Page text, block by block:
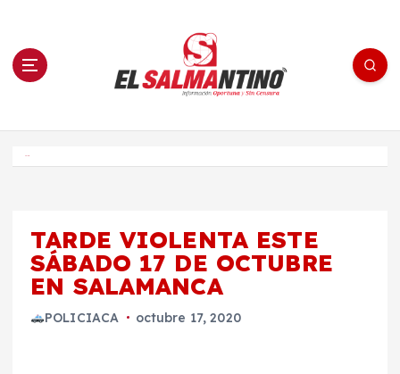
n El Salmantino - medios/noticias/editorial
TARDE VIOLENTA ESTE
SÁBADO 17 DE OCTUBRE
EN SALAMANCA
POLICIACA octubre 17, 2020